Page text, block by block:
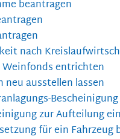
beantragen
nach
entrichten
neu ausstellen lassen
zur Aufteilung
für ein Fahrzeug